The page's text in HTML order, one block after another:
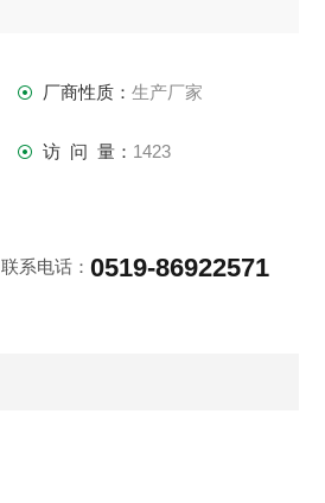
厂商性质： 生产厂家
访 问 量： 1423
联系电话：0519-86922571